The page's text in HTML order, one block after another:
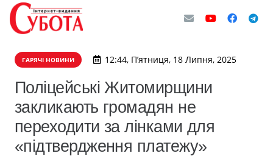
ГАРЯЧІ НОВИНИ 12:44, П’ятниця, 18 Липня, 2025
Поліцейські Житомирщини
закликають громадян не
переходити за лінками для
«підтвердження платежу»